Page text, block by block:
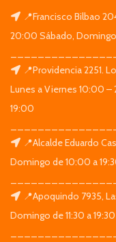
📍Francisco Bilbao
20:00 Sábado, Domingo
📍Providencia 2251.
Lunes a Viernes 10:00
19:00
📍Alcalde Eduardo
Domingo de 10:00 a
📍Apoquindo 7935,
Domingo de 11:30 a 19:30